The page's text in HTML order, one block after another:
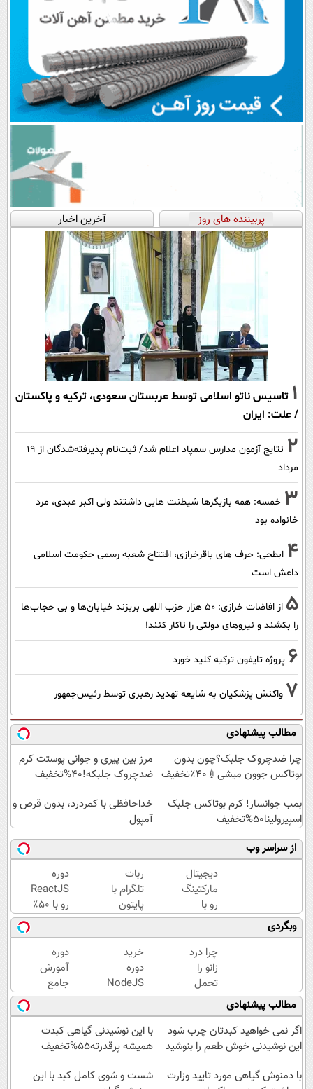
پربیننده های روز آخرین اخبار
1 تاسیس ناتو اسلامی توسط عربستان سعودی، ترکیه و پاکستان
/ علت: ایران
2
نتایج آزمون مدارس سمپاد اعلام شد/ ثبت‌نام پذیرفته‌شدگان از ۱۹
مرداد
3 خمسه: همه بازیگرها شیطنت هایی داشتند ولی اکبر عبدی، مرد
خانواده بود
4 ابطحی: حرف های باقرخرازی، افتتاح شعبه رسمی حکومت اسلامی
داعش است
5
از افاضات خرازی: ۵۰ هزار حزب اللهی بریزند خیابان‌ها و بی حجاب‌ها
را بکشند و نیرو‌های دولتی را ناکار کنند!
6 پروژه تایفون ترکیه کلید خورد
7 واکنش پزشکیان به شایعه تهدید رهبری توسط رئیس‌جمهور
مطالب پیشنهادی
چرا ضدچروک جلبک؟چون بدون
بوتاکس جوون میشی💉۴۰٪تخفیف
مرز بین پیری و جوانی پوستت کرم
ضدچروک جلبکه!40%تخفیف
بمب جوانساز! کرم بوتاکس جلبک
اسپیرولینا50%تخفیف
خداحافظی با کمردرد، بدون قرص و
آمپول
از سراسر وب
دیجیتال
مارکتینگ
رو با
نصف
قیمت
یاد بگیر؛
ثبت نام
دوره در
سبزلرن
ربات
تلگرام با
پایتون
بساز |
۵۰٪
تخفیف
دوره‌های
برنامه
نویسی
سبزلرن
دوره
ReactJS
رو با ۵۰٪
تخفیف
بخر |
آکادمی
سبزلرن
وبگردی
چرا درد
زانو را
تحمل
می‌کنی؟
خیلی
ساده
درمنزل
کن
خرید
دوره
NodeJS
با ۵۰%
تخفیف |
یادگیری
برنامه
ارزانتر از
دوره
آموزش
جامع
زبان C
با ۵۰٪
تخفیف
|
یادگیری
مطالب پیشنهادی
اگر نمی خواهید کبدتان چرب شود
این نوشیدنی خوش طعم را بنوشید
با این نوشیدنی گیاهی کبدت
همیشه پرقدرته55%تخفیف
با دمنوش گیاهی مورد تایید وزارت
شست و شوی کامل کبد با این